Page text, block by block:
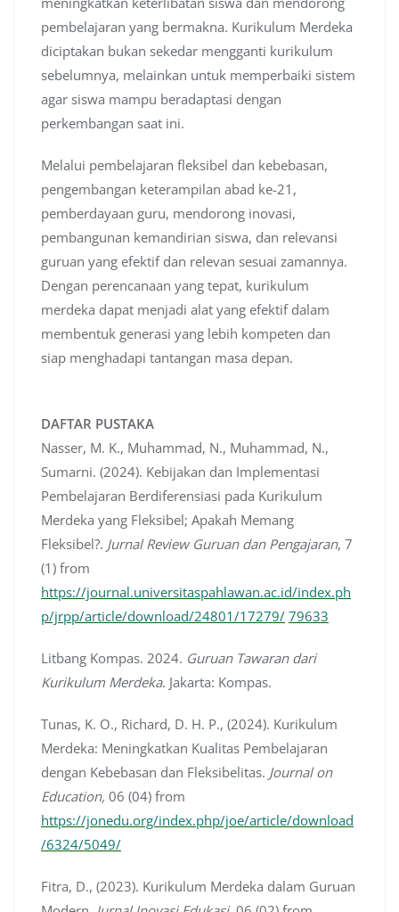
pembelajaran yang bermakna. Kurikulum Merdeka
diciptakan bukan sekedar mengganti kurikulum
sebelumnya, melainkan untuk memperbaiki sistem
agar siswa mampu beradaptasi dengan
perkembangan saat ini.
Melalui pembelajaran fleksibel dan kebebasan,
pengembangan keterampilan abad ke-21,
pemberdayaan guru, mendorong inovasi,
pembangunan kemandirian siswa, dan relevansi
guruan yang efektif dan relevan sesuai zamannya.
Dengan perencanaan yang tepat, kurikulum
merdeka dapat menjadi alat yang efektif dalam
membentuk generasi yang lebih kompeten dan
siap menghadapi tantangan masa depan.
DAFTAR PUSTAKA
Nasser, M. K., Muhammad, N., Muhammad, N.,
Sumarni. (2024). Kebijakan dan Implementasi
Pembelajaran Berdiferensiasi pada Kurikulum
Merdeka yang Fleksibel; Apakah Memang
Fleksibel?. Jurnal Review Guruan dan Pengajaran, 7
(1) from
https://journal.universitaspahlawan.ac.id/index.ph
p/jrpp/article/download/24801/17279/ 79633
Litbang Kompas. 2024. Guruan Tawaran dari
Kurikulum Merdeka. Jakarta: Kompas.
Tunas, K. O., Richard, D. H. P., (2024). Kurikulum
Merdeka: Meningkatkan Kualitas Pembelajaran
dengan Kebebasan dan Fleksibelitas. Journal on
Education, 06 (04) from
https://jonedu.org/index.php/joe/article/download
/6324/5049/
Fitra, D., (2023). Kurikulum Merdeka dalam Guruan